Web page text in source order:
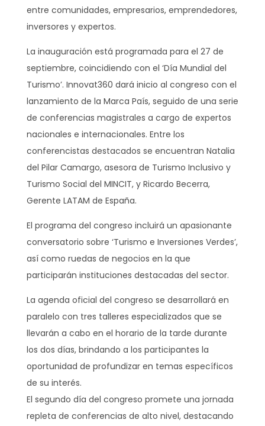
entre comunidades, empresarios, emprendedores,
inversores y expertos.
La inauguración está programada para el 27 de
septiembre, coincidiendo con el ‘Día Mundial del
Turismo’. Innovat360 dará inicio al congreso con el
lanzamiento de la Marca País, seguido de una serie
de conferencias magistrales a cargo de expertos
nacionales e internacionales. Entre los
conferencistas destacados se encuentran Natalia
del Pilar Camargo, asesora de Turismo Inclusivo y
Turismo Social del MINCIT, y Ricardo Becerra,
Gerente LATAM de España.
El programa del congreso incluirá un apasionante
conversatorio sobre ‘Turismo e Inversiones Verdes’,
así como ruedas de negocios en la que
participarán instituciones destacadas del sector.
La agenda oficial del congreso se desarrollará en
paralelo con tres talleres especializados que se
llevarán a cabo en el horario de la tarde durante
los dos días, brindando a los participantes la
oportunidad de profundizar en temas específicos
de su interés.
El segundo día del congreso promete una jornada
repleta de conferencias de alto nivel, destacando